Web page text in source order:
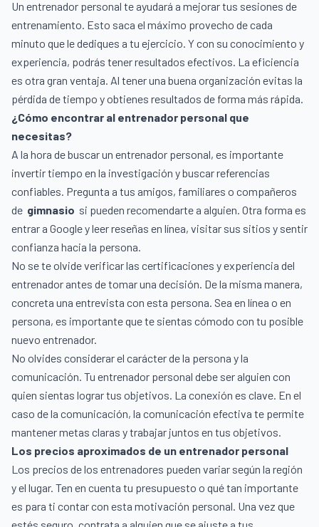
Un entrenador personal te ayudará a mejorar tus sesiones de
entrenamiento. Esto saca el máximo provecho de cada
minuto que le dediques a tu ejercicio. Y con su conocimiento y
experiencia, podrás tener resultados efectivos. La eficiencia
es otra gran ventaja. Al tener una buena organización evitas la
pérdida de tiempo y obtienes resultados de forma más rápida.
¿Cómo encontrar al entrenador personal que
necesitas?
A la hora de buscar un entrenador personal, es importante
invertir tiempo en la investigación y buscar referencias
confiables. Pregunta a tus amigos, familiares o compañeros
de gimnasio si pueden recomendarte a alguien. Otra forma es
entrar a Google y leer reseñas en línea, visitar sus sitios y sentir
confianza hacia la persona.
No se te olvide verificar las certificaciones y experiencia del
entrenador antes de tomar una decisión. De la misma manera,
concreta una entrevista con esta persona. Sea en línea o en
persona, es importante que te sientas cómodo con tu posible
nuevo entrenador.
No olvides considerar el carácter de la persona y la
comunicación. Tu entrenador personal debe ser alguien con
quien sientas lograr tus objetivos. La conexión es clave. En el
caso de la comunicación, la comunicación efectiva te permite
mantener metas claras y trabajar juntos en tus objetivos.
Los precios aproximados de un entrenador personal
Los precios de los entrenadores pueden variar según la región
y el lugar. Ten en cuenta tu presupuesto o qué tan importante
es para ti contar con esta motivación personal. Una vez que
estés seguro, contrata a alguien que se ajuste a tus